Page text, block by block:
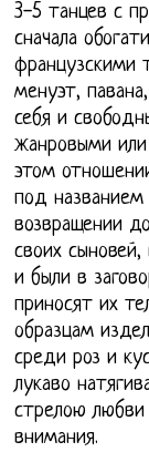
3-5 танцев с
сначала
французскими
менуэт,
себя и
жанровыми
этом
под
возвращении
своих
и были в
приносят их
образцам
среди роз и
лукаво
стрелою любви
внимания.